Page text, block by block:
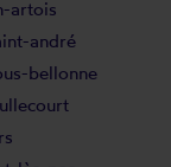
artois
andré
bellonne